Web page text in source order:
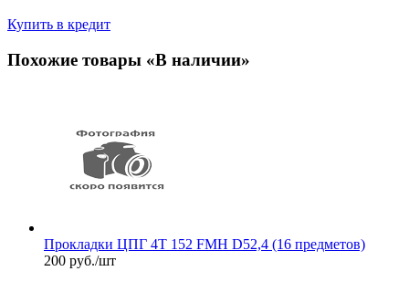
Купить в кредит
Похожие товары «В наличии»
Прокладки ЦПГ 4Т 152 FMH D52,4 (16 предметов)
200 руб./шт